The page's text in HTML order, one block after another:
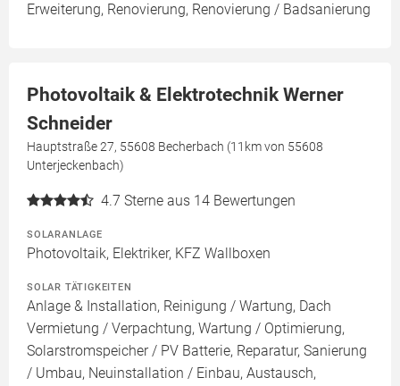
Erweiterung, Renovierung, Renovierung / Badsanierung
Photovoltaik & Elektrotechnik Werner
Schneider
Hauptstraße 27, 55608 Becherbach (11km von 55608
Unterjeckenbach)
4.7 Sterne aus 14 Bewertungen
SOLARANLAGE
Photovoltaik, Elektriker, KFZ Wallboxen
SOLAR TÄTIGKEITEN
Anlage & Installation, Reinigung / Wartung, Dach
Vermietung / Verpachtung, Wartung / Optimierung,
Solarstromspeicher / PV Batterie, Reparatur, Sanierung
/ Umbau, Neuinstallation / Einbau, Austausch,